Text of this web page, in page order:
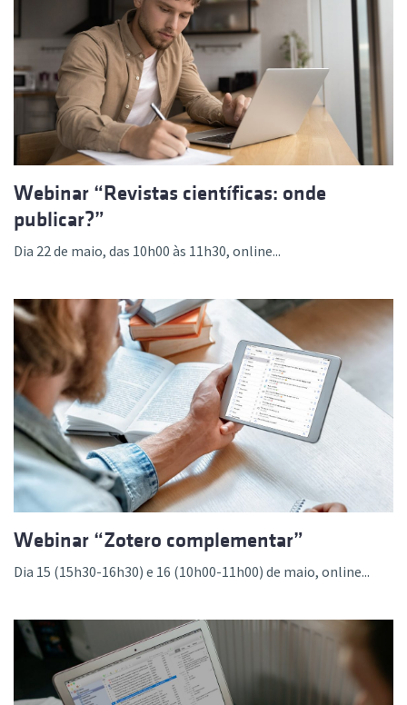
Webinar “Revistas científicas: onde
publicar?”
Dia 22 de maio, das 10h00 às 11h30, online...
Webinar “Zotero complementar”
Dia 15 (15h30-16h30) e 16 (10h00-11h00) de maio, online...